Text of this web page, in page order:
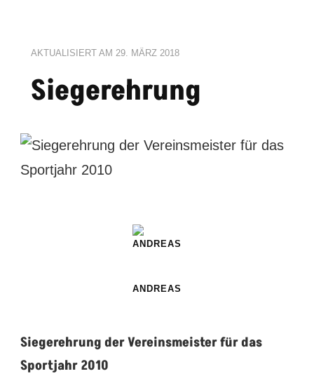
AKTUALISIERT AM 29. MÄRZ 2018
Siegerehrung
ANDREAS
Siegerehrung der Vereinsmeister für das
Sportjahr 2010